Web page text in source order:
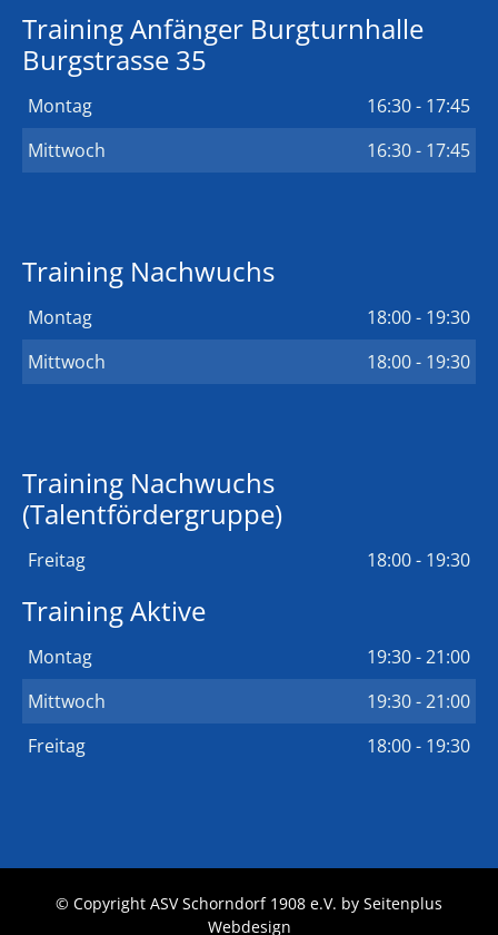
Training Anfänger Burgturnhalle
Burgstrasse 35
Montag
16:30 - 17:45
Mittwoch
16:30 - 17:45
Training Nachwuchs
Montag
18:00 - 19:30
Mittwoch
18:00 - 19:30
Training Nachwuchs
(Talentfördergruppe)
Freitag 18:00 - 19:30
Training Aktive
Montag
19:30 - 21:00
Mittwoch
19:30 - 21:00
Freitag
18:00 - 19:30
© Copyright ASV Schorndorf 1908 e.V. by Seitenplus
Webdesign